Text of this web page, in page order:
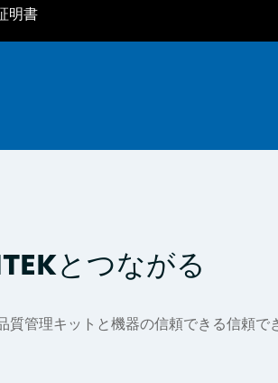
明書
とつながる
質管理キットと機器の信頼できる信頼で